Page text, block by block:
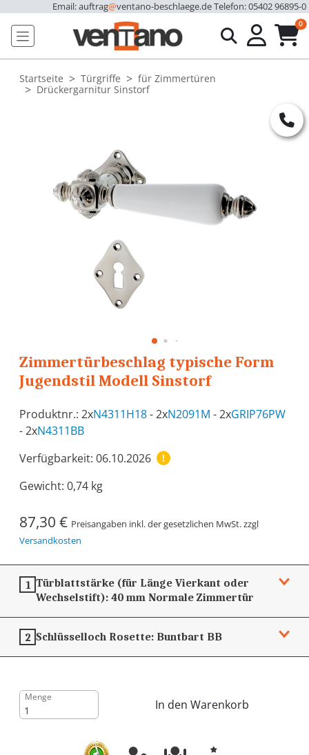
Email: auftrag@ventano-beschlaege.deTelefon: 05402 96895-0
0
Startseite Türgriffe
für Zimmertüren
Drückergarnitur Sinstorf
Zimmertürbeschlag typische Form
Jugendstil Modell Sinstorf
Produktnr.: 2xN4311H18- 2xN2091M - 2xGRIP76PW
- 2xN4311BB
Verfügbarkeit: 06.10.2026
Gewicht: 0,74 kg
87,30 € Preisangaben inkl. der gesetzlichen MwSt. zzgl
Versandkosten
1 Türblattstärke (für Länge Vierkant oder
Wechselstift):40 mm Normale Zimmertür
2 Schlüsselloch Rosette: Buntbart BB
Menge
In den Warenkorb